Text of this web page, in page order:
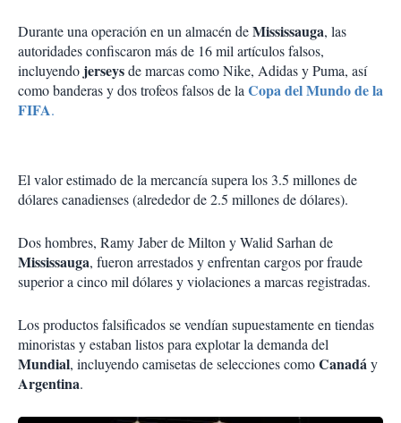
Durante una operación en un almacén deMississauga, las
autoridades confiscaron más de 16 mil artículos falsos,
incluyendo jerseysde marcas como Nike, Adidas y Puma, así
como banderas y dos trofeos falsos de laCopa del Mundo de la
FIFA.
El valor estimado de la mercancía supera los 3.5 millones de
dólares canadienses (alrededor de 2.5 millones de dólares).
Dos hombres, Ramy Jaber de Milton y Walid Sarhan de
Mississauga, fueron arrestados y enfrentan cargos por fraude
superior a cinco mil dólares y violaciones a marcas registradas.
Los productos falsificados se vendían supuestamente en tiendas
minoristas y estaban listos para explotar la demanda del
Mundial, incluyendo camisetas de selecciones comoCanadáy
Argentina.